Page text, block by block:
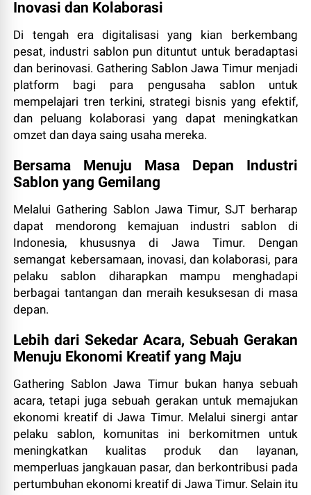
Inovasi dan Kolaborasi
Di tengah era digitalisasi yang kian berkembang
pesat, industri sablon pun dituntut untuk beradaptasi
dan berinovasi. Gathering Sablon Jawa Timur menjadi
platform bagi para pengusaha sablon untuk
mempelajari tren terkini, strategi bisnis yang efektif,
dan peluang kolaborasi yang dapat meningkatkan
omzet dan daya saing usaha mereka.
Bersama Menuju Masa Depan Industri
Sablon yang Gemilang
Melalui Gathering Sablon Jawa Timur, SJT berharap
dapat mendorong kemajuan industri sablon di
Indonesia, khususnya di Jawa Timur. Dengan
semangat kebersamaan, inovasi, dan kolaborasi, para
pelaku sablon diharapkan mampu menghadapi
berbagai tantangan dan meraih kesuksesan di masa
depan.
Lebih dari Sekedar Acara, Sebuah Gerakan
Menuju Ekonomi Kreatif yang Maju
Gathering Sablon Jawa Timur bukan hanya sebuah
acara, tetapi juga sebuah gerakan untuk memajukan
ekonomi kreatif di Jawa Timur. Melalui sinergi antar
pelaku sablon, komunitas ini berkomitmen untuk
meningkatkan kualitas produk dan layanan,
memperluas jangkauan pasar, dan berkontribusi pada
pertumbuhan ekonomi kreatif di Jawa Timur. Selain itu